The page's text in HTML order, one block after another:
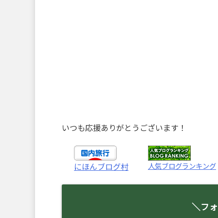
いつも応援ありがとうございます！
にほんブログ村 人気ブログランキング
＼フ